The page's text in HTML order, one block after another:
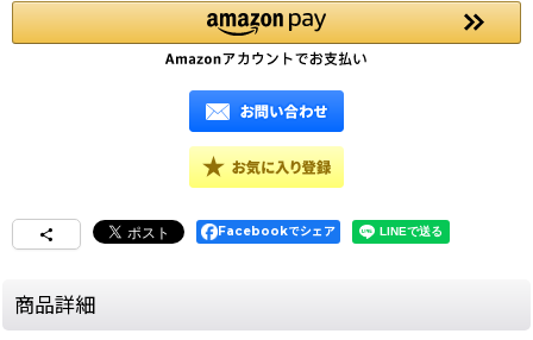
Facebookでシェア
商品詳細